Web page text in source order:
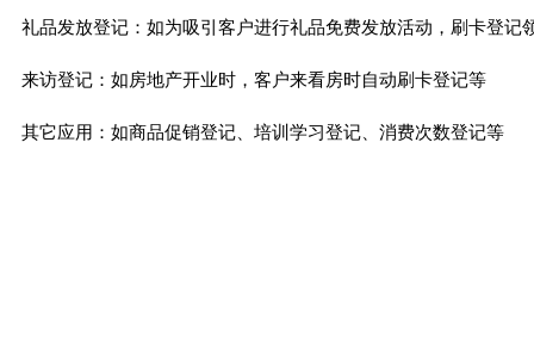
礼品发放登记：如为吸引客户进行礼品免费发放活动，刷卡登记
来访登记：如房地产开业时，客户来看房时自动刷卡登记等
其它应用：如商品促销登记、培训学习登记、消费次数登记等